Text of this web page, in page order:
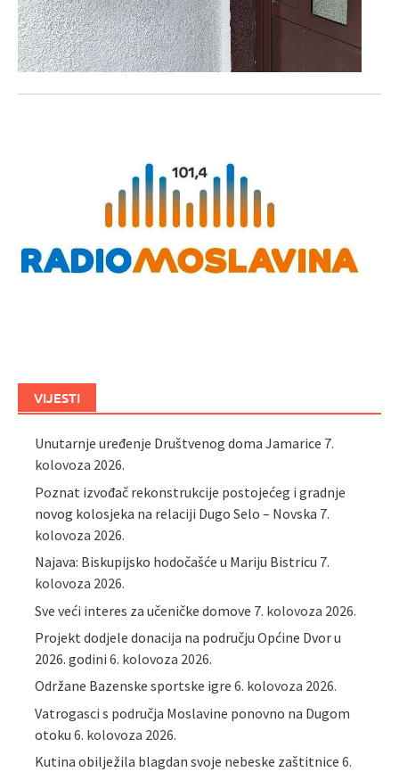
VIJESTI
Unutarnje uređenje Društvenog doma Jamarice 7.
kolovoza 2026.
Poznat izvođač rekonstrukcije postojećeg i gradnje
novog kolosjeka na relaciji Dugo Selo – Novska 7.
kolovoza 2026.
Najava: Biskupijsko hodočašće u Mariju Bistricu 7.
kolovoza 2026.
Sve veći interes za učeničke domove 7. kolovoza 2026.
Projekt dodjele donacija na području Općine Dvor u
2026. godini 6. kolovoza 2026.
Održane Bazenske sportske igre 6. kolovoza 2026.
Vatrogasci s područja Moslavine ponovno na Dugom
otoku 6. kolovoza 2026.
Kutina obilježila blagdan svoje nebeske zaštitnice 6.